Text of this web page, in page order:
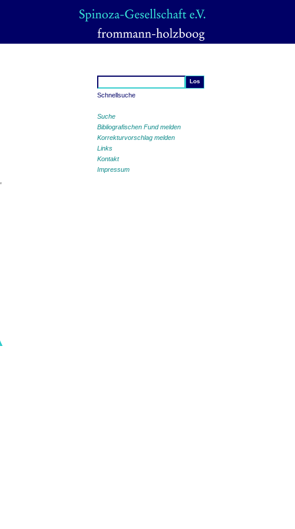
Schnellsuche
Suche
Bibliografischen Fund melden
Korrekturvorschlag melden
Links
Kontakt
Impressum